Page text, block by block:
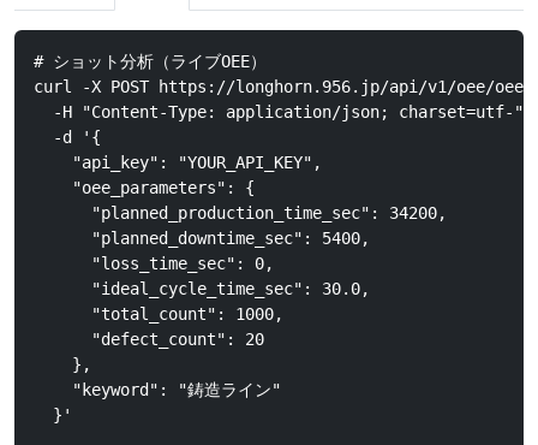
# ショット分析（ライブOEE）
curl -X POST https://longhorn.956.jp/api/v1/oee/
-H "Content-Type: application/json; charset=utf-"
  -d '{
    "api_key": "YOUR_API_KEY",
    "oee_parameters": {
      "planned_production_time_sec": 34200,
      "planned_downtime_sec": 5400,
      "loss_time_sec": 0,
      "ideal_cycle_time_sec": 30.0,
      "total_count": 1000,
      "defect_count": 20
    },
    "keyword": "鋳造ライン"
  }'